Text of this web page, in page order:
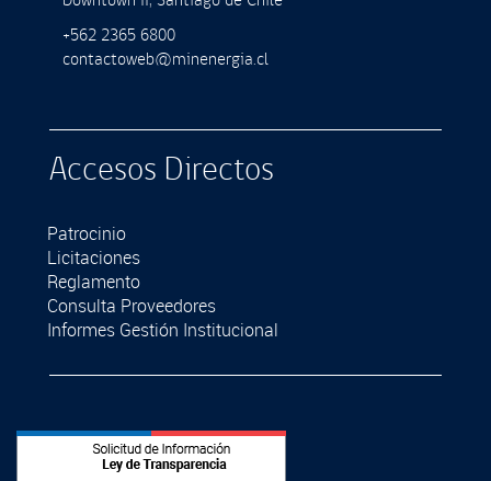
+562 2365 6800
contactoweb@minenergia.cl
Accesos Directos
Patrocinio
Licitaciones
Reglamento
Consulta Proveedores
Informes Gestión Institucional